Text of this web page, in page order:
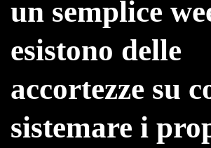
un semplice
esistono delle
accortezze su
sistemare i